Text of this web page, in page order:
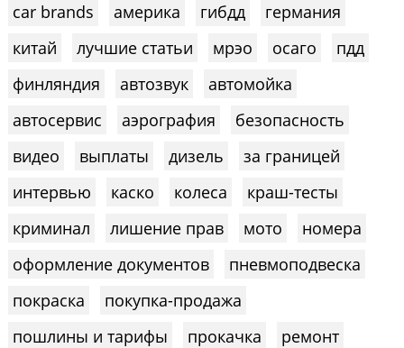
car brands америка гибдд
германия
китай
лучшие статьи мрэо осаго
пдд
финляндия
автозвук
автомойка
автосервис
аэрография
безопасность
видео
выплаты дизель
за границей
интервью
каско колеса
краш-тесты
криминал
лишение прав мото
номера
оформление документов
пневмоподвеска
покраска
покупка-продажа
пошлины и тарифы
прокачка
ремонт